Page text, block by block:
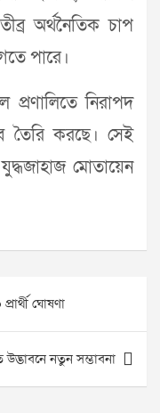
অর্থনৈতিক চাপ
পারে।
প্রণালিতে নিরাপদ
তৈরি করছে। সেই
মোতায়েন
ঘোষণা
নতুন সম্ভাবনা